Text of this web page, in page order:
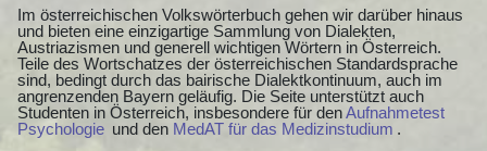
Im österreichischen Volkswörterbuch gehen wir darüber hinaus
und bieten eine einzigartige Sammlung von Dialekten,
Austriazismen und generell wichtigen Wörtern in Österreich.
Teile des Wortschatzes der österreichischen Standardsprache
sind, bedingt durch das bairische Dialektkontinuum, auch im
angrenzenden Bayern geläufig. Die Seite unterstützt auch
Studenten in Österreich, insbesondere für denAufnahmetest
Psychologie und den MedAT für das Medizinstudium .